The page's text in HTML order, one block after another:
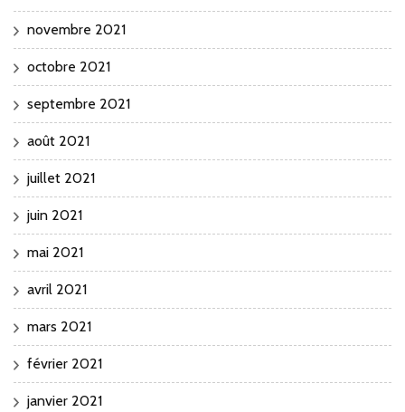
novembre 2021
octobre 2021
septembre 2021
août 2021
juillet 2021
juin 2021
mai 2021
avril 2021
mars 2021
février 2021
janvier 2021